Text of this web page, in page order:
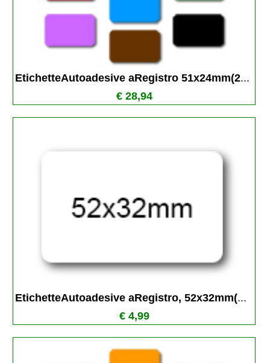
EtichetteAutoadesive aRegistro 51x24mm(2...
€ 28,94
EtichetteAutoadesive aRegistro, 52x32mm(...
€ 4,99